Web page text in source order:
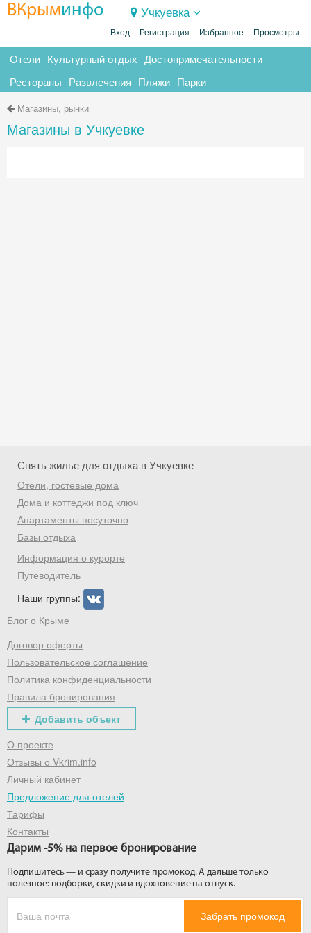
ВКрыминфо Учкуевка
Вход Регистрация Избранное Просмотры
Отели Культурный отдых Достопримечательности
Рестораны Развлечения Пляжи Парки
Магазины, рынки
Магазины в Учкуевке
Снять жилье для отдыха в Учкуевке
Отели, гостевые дома
Дома и коттеджи под ключ
Апартаменты посуточно
Базы отдыха
Информация о курорте
Путеводитель
Наши группы:
Блог о Крыме
Договор оферты
Пользовательское соглашение
Политика конфиденциальности
Правила бронирования
Добавить объект
О проекте
Отзывы о Vkrim.info
Личный кабинет
Предложение для отелей
Тарифы
Контакты
Дарим -5% на первое бронирование
Подпишитесь — и сразу получите промокод. А дальше только
полезное: подборки, скидки и вдохновение на отпуск.
Забрать промокод
Скидка −5%
Хочешь дешевле? Оставь почту и получи
промокод на первое бронирование!